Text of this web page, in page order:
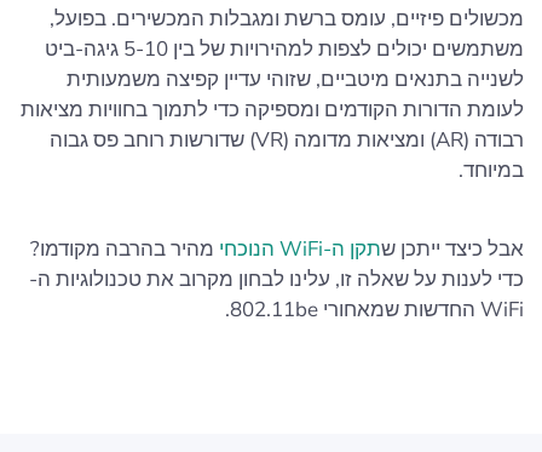
מכשולים פיזיים, עומס ברשת ומגבלות המכשירים. בפועל,
משתמשים יכולים לצפות למהירויות של בין 5-10 גיגה-ביט
לשנייה בתנאים מיטביים, שזוהי עדיין קפיצה משמעותית
לעומת הדורות הקודמים ומספיקה כדי לתמוך בחוויות מציאות
רבודה (AR) ומציאות מדומה (VR) שדורשות רוחב פס גבוה
במיוחד.
אבל כיצד ייתכן שתקן ה-WiFi הנוכחי
מהיר בהרבה מקודמו?
כדי לענות על שאלה זו, עלינו לבחון מקרוב את טכנולוגיות ה-
WiFi החדשות שמאחורי 802.11be.